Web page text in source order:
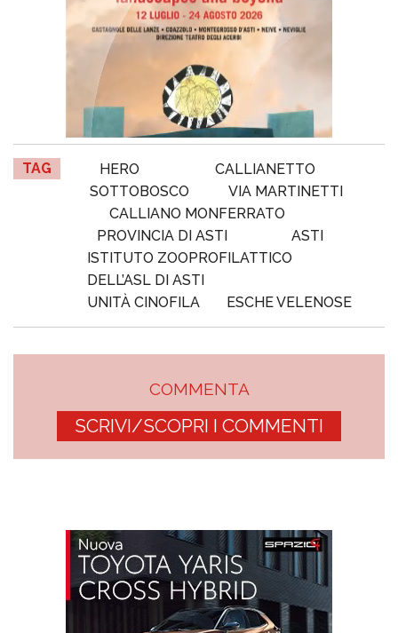
TAG HERO
CALLIANETTO
SOTTOBOSCO
VIA MARTINETTI
CALLIANO MONFERRATO
PROVINCIA DI ASTI
ASTI
ISTITUTO ZOOPROFILATTICO
DELL’ASL DI ASTI
UNITÀ CINOFILA
ESCHE VELENOSE
COMMENTA
SCRIVI/SCOPRI I COMMENTI